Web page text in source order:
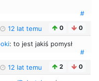
#
12 lat temu 0 0
: to jest jakiś pomysł
#
12 lat temu 2 0